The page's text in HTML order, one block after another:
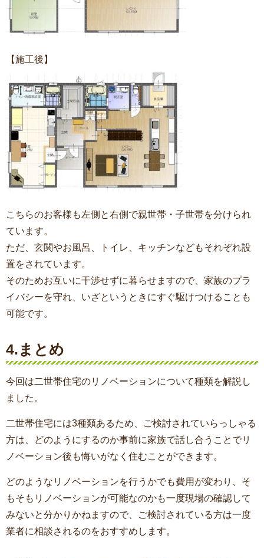
【施工後】
こちらのお客様も左側と右側で親世帯・子世帯を分けられ
ています。
ただ、玄関やお風呂、トイレ、キッチンなどもそれぞれ設
置をされています。
そのためお互いに干渉せずに暮らせますので、家族のプラ
イバシーを守れ、いざというときにすぐ駆けつけることも
可能です。
4.まとめ
今回は二世帯住宅のリノベーションについて種類を解説し
ました。
二世帯住宅には3種類あるため、ご検討されていらっしゃる
方は、どのようにするのか事前に家族で話し合うことでリ
ノベーション後も悔いがなく住むことができます。
どのようなリノベーションを行うかでも費用が変わり、そ
もそもリノベーションが可能なのかも一度現場の確認して
みないと分かりかねますので、ご検討されている方は一度
業者に相談されるのをおすすめします。